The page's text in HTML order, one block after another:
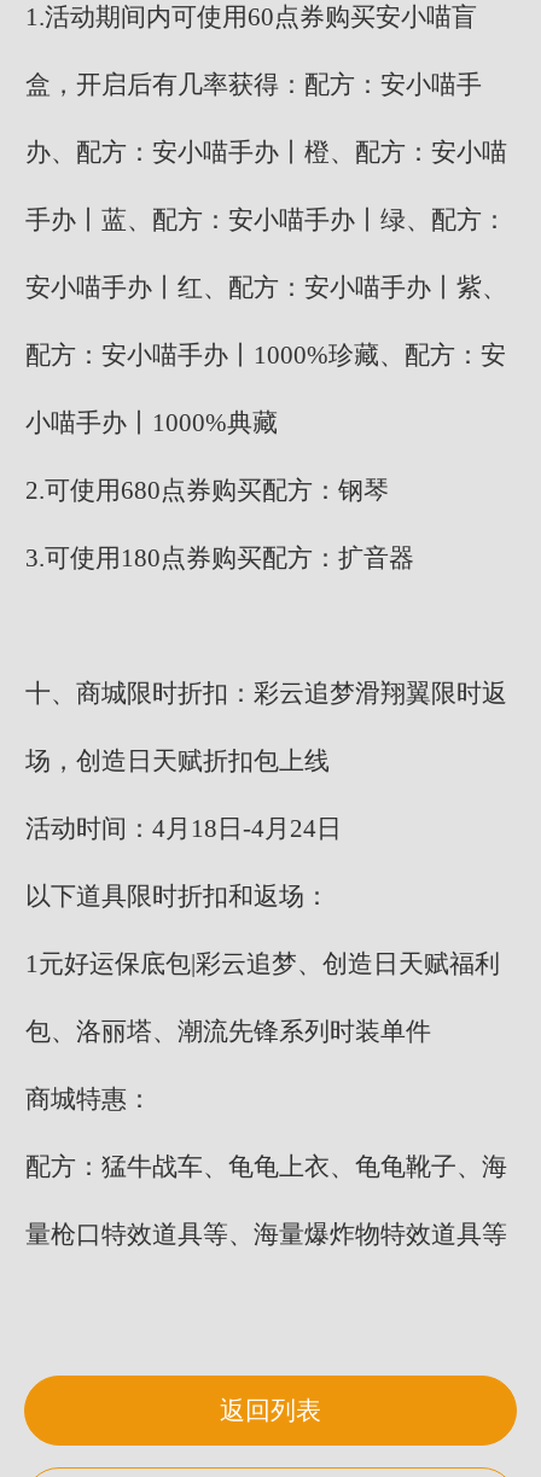
1.活动期间内可使用60点券购买安小喵盲
盒，开启后有几率获得：配方：安小喵手
办、配方：安小喵手办丨橙、配方：安小喵
手办丨蓝、配方：安小喵手办丨绿、配方：
安小喵手办丨红、配方：安小喵手办丨紫、
配方：安小喵手办丨1000%珍藏、配方：安
小喵手办丨1000%典藏
2.可使用680点券购买配方：钢琴
3.可使用180点券购买配方：扩音器
十、商城限时折扣：彩云追梦滑翔翼限时返
场，创造日天赋折扣包上线
活动时间：4月18日-4月24日
以下道具限时折扣和返场：
1元好运保底包|彩云追梦、创造日天赋福利
包、洛丽塔、潮流先锋系列时装单件
商城特惠：
配方：猛牛战车、龟龟上衣、龟龟靴子、海
量枪口特效道具等、海量爆炸物特效道具等
返回列表